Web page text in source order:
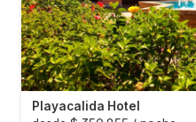
Playacalida Hotel